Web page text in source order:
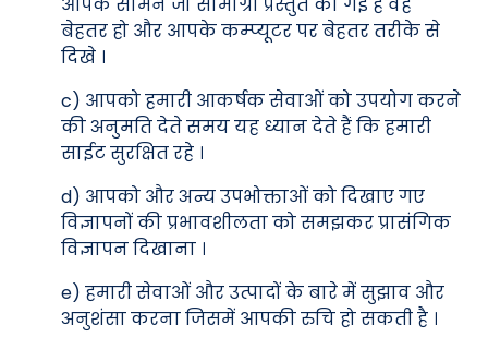
आपके सामने जो सामाग्री प्रस्तुत की गई है वह
बेहतर हो और आपके कम्प्यूटर पर बेहतर तरीके से
दिखे ।
c) आपको हमारी आकर्षक सेवाओं को उपयोग करने
की अनुमति देते समय यह ध्यान देते हैं कि हमारी
साईट सुरक्षित रहे ।
d) आपको और अन्य उपभोक्ताओं को दिखाए गए
विज्ञापनों की प्रभावशीलता को समझकर प्रासंगिक
विज्ञापन दिखाना ।
e) हमारी सेवाओं और उत्पादों के बारे में सुझाव और
अनुशंसा करना जिसमें आपकी रुचि हो सकती है ।